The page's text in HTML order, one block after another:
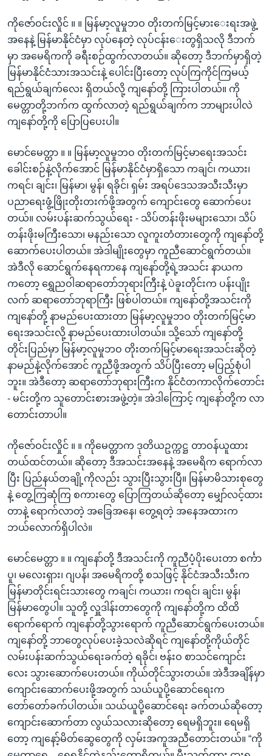
ကိုဇော်ဝင်းလှိုင် ။ ။ မြန်မာ့လူမှုဘဝ တိုးတက်မြင့်မားေးရးအဖွဲ့
အနေနဲ့ မြန်မာနိုင်ငံမှာ လုပ်နေတဲ့ လုပ်ငန်းေးတွရှိသလို ဒီဘက်
မှာ အမေရိကကို ခရီးစဉ်ထွက်လာတယ်။ ဆိုတော့ ဒီဘက်မှာရှိတဲ့
မြန်မာနိုင်ငံသားအသင်းနဲ့ ပေါင်းပြီးတော့ လုပ်ကြကိုင်ကြမယ့်
ရည်ရွယ်ချက်လေး ရှိတယ်လို့ ကျနော်တို့ ကြားပါတယ်။ ကို
မေတ္တာတို့ဘက်က ထွက်လာတဲ့ ရည်ရွယ်ချက်က ဘာများပါလဲ
ကျနော်တို့ကို ပြောပြပေးပါ။
မောင်မေတ္တာ ။ ။ မြန်မာ့လူမှုဘဝ တိုးတက်မြင့်မာရေးအသင်း
ခေါင်းစဉ်နဲ့လိုက်အောင် မြန်မာနိုင်ငံမှာရှိသော ကချင်၊ ကယား၊
ကရင်၊ ချင်း၊ မြန်မာ၊ မွန်၊ ရခိုင်၊ ရှမ်း အရပ်ဒေသအသီးသီးမှာ
ပညာရေးဖွံ့ဖြိုးတိုးတးက်ဖို့အတွက် ကျောင်းတွေ ဆောက်ပေး
တယ်။ လမ်းပန်းဆက်သွယ်ရေး - သိပ်တန်းဖိုးမများသော၊ သိပ်
တန်းဖိုးမကြီးသော၊ မနည်းသော လူကူးတံတားတွေကို ကျနော်တို့
ဆောက်ပေးပါတယ်။ အဲဒါမျိုးတွေမှာ ကူညီဆောင်ရွက်တယ်။
အဲဒီလို ဆောင်ရွက်နေရကာနေ ကျနော်တို့ရဲ့အသင်း နာယက
ကတော့ ရွှေညဝါဆရာတော်ဘုရားကြီးနဲ့ ပဲခူးတိုင်းက ပန်းပျိုး
လက် ဆရာတော်ဘုရာကြီး ဖြစ်ပါတယ်။ ကျနော်တို့အသင်းကို
ကျနော်တို့ နာမည်ပေးထားတာ မြန်မာ့လူမှုဘဝ တိုးတက်မြင့်မာ
ရေးအသင်းလို့ နာမည်ပေးထားပါတယ်။ သို့သော် ကျနော်တို့
တိုင်းပြည်မှာ မြန်မာ့လူမှုဘဝ တိုးတက်မြင့်မာရေးအသင်းဆိုတဲ့
နာမည်နဲ့လိုက်အောင် ကူညီဖို့အတွက် သိပ်ပြီးတော့ မပြည့်စုံပါ
ဘူး။ အဲဒီတော့ ဆရာတော်ဘုရားကြီးက နိုင်ငံတကာလိုက်တောင်း
- မင်းတို့က သူတောင်းစားအဖွဲ့တဲ့။ အဲဒါကြောင့် ကျနော်တို့က လာ
တောင်းတာပါ။
ကိုဇော်ဝင်းလှိုင် ။ ။ ကိုမေတ္တာက ဒုတိယဥက္ကဋ္ဌ တာဝန်ယူထား
တယ်ထင်တယ်။ ဆိုတော့ ဒီအသင်းအနေနဲ့ အမေရိက ရောက်လာ
ပြီး ပြည်နယ်တချို့ကိုလည်း သွားပြီးသွားပြီ။ မြန်မာမိသားစုတွေ
နဲ့ တွေ့ကြဆုံကြ စကားတွေ ပြောကြတယ်ဆိုတော့ မျှော်လင့်ထား
တာနဲ့ ရောက်လာတဲ့ အခြေအနေ၊ တွေ့ရတဲ့ အနေအထားက
ဘယ်လောက်ရှိပါလဲ။
မောင်မေတ္တာ ။ ။ ကျနော်တို့ ဒီအသင်းကို ကူညီပံ့ပိုးပေးတာ စင်္ကာ
ပူ၊ မလေးရှား၊ ဂျပန်၊ အမေရိကတို့ စသဖြင့် နိုင်ငံအသီးသီးက
မြန်မာတိုင်းရင်းသားတွေ ကချင်၊ ကယား၊ ကရင်၊ ချင်း၊ မွန်၊
မြန်မာတွေပါ။ သူတို့ လှူဒါန်းတာတွေကို ကျနော်တို့က ထိထိ
ရောက်ရောက် ကျနော်တို့သွားရောက် ကူညီဆောင်ရွက်ပေးတယ်။
ကျနော်တို့ ဘာတွေလုပ်ပေးခဲ့သလဲဆိုရင် ကျနော်တို့ကိုယ်တိုင်
လမ်းပန်းဆက်သွယ်ရေးခက်တဲ့ ရခိုင်၊ ဗန်းဝ စာသင်ကျောင်း
လေး သွားဆောက်ပေးတယ်။ ကိုယ်တိုင်သွားတယ်။ အဲဒီအချိန်မှာ
ကျောင်းဆောက်ပေးဖို့အတွက် သယ်ယူပို့ဆောင်ရေးက
တော်တော်ခက်ပါတယ်။ သယ်ယူပို့ဆောင်ရေး ခက်တယ်ဆိုတော့
ကျောင်းဆောက်တာ လွယ်သလားဆိုတော့ ရေမရှိဘူး။ ရေမရှိ
တော့ ကျနော့်မိတ်ဆွေတွေကို လှမ်းအကူအညီတောင်းတယ်။ “ကို